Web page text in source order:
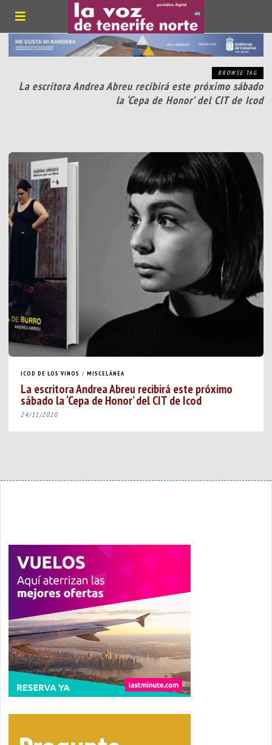
BROWSE TAG
La escritora Andrea Abreu recibirá este próximo sábado
la ‘Cepa de Honor’ del CIT de Icod
ICOD DE LOS VINOS / MISCELÁNEA
La escritora Andrea Abreu recibirá este próximo
sábado la ‘Cepa de Honor’ del CIT de Icod
24/11/2020